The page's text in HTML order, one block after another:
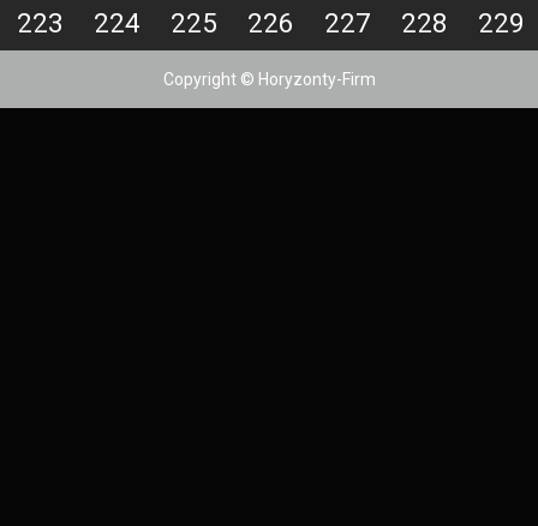
223 224 225 226 227 228 229
Copyright © Horyzonty-Firm